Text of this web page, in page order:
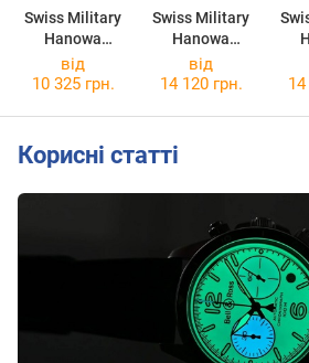
Swiss Military
Hanowa
Roadrunner
Maxed
3
Swiss Military
Hanowa
Thunderbolt
SMWGH000080
від
10 325 грн.
від
14 120 грн.
Корисні статті